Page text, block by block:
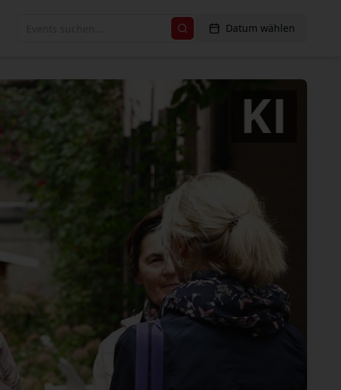
Datum wählen